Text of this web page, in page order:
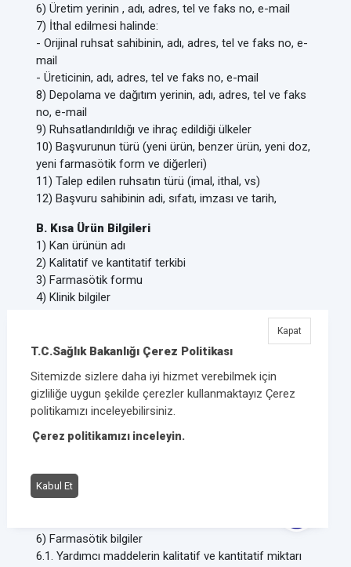
6) Üretim yerinin , adı, adres, tel ve faks no, e-mail
7) İthal edilmesi halinde:
- Orijinal ruhsat sahibinin, adı, adres, tel ve faks no, e-
mail
- Üreticinin, adı, adres, tel ve faks no, e-mail
8) Depolama ve dağıtım yerinin, adı, adres, tel ve faks
no, e-mail
9) Ruhsatlandırıldığı ve ihraç edildiği ülkeler
10) Başvurunun türü (yeni ürün, benzer ürün, yeni doz,
yeni farmasötik form ve diğerleri)
11) Talep edilen ruhsatın türü (imal, ithal, vs)
12) Başvuru sahibinin adi, sıfatı, imzası ve tarih,
B. Kısa Ürün Bilgileri
1) Kan ürünün adı
2) Kalitatif ve kantitatif terkibi
3) Farmasötik formu
4) Klinik bilgiler
4.3. Kontrendikasyonlar
4.5. Diğer ilaçlarla etkileşim ve etkileşim türleri
4.6. Gebelik ve laktasyonda kullanımı
4.7. Araç ve makine kullanmaya etkisi
4.8. İstenmeyen etkiler
5.1. Farmakodinamik etkiler
6) Farmasötik bilgiler
6.1. Yardımcı maddelerin kalitatif ve kantitatif miktarı
T.C.Sağlık Bakanlığı Çerez Politikası
Sitemizde sizlere daha iyi hizmet verebilmek için
gizliliğe uygun şekilde çerezler kullanmaktayız Çerez
politikamızı inceleyebilirsiniz.
Çerez politikamızı inceleyin.
Kabul Et
Kapat